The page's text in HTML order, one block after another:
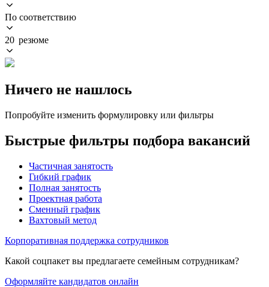
По соответствию
20 резюме
Ничего не нашлось
Попробуйте изменить формулировку или фильтры
Быстрые фильтры подбора вакансий
Частичная занятость
Гибкий график
Полная занятость
Проектная работа
Сменный график
Вахтовый метод
Корпоративная поддержка сотрудников
Какой соцпакет вы предлагаете семейным сотрудникам?
Оформляйте кандидатов онлайн